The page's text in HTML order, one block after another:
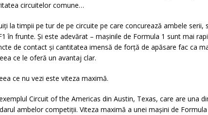
circuitelor comune…
la timpii pe tur de pe circuite pe care concurează ambele serii,
în frunte. Și este adevărat – mașinile de Formula 1 sunt mai
de contact și cantitatea imensă de forță de apăsare fac ca
ce le oferă un avantaj clar.
ce nu vezi este viteza maximă.
Circuit of the Americas din Austin, Texas, care are una
ambelor competiții. Viteza maximă a unei mașini de